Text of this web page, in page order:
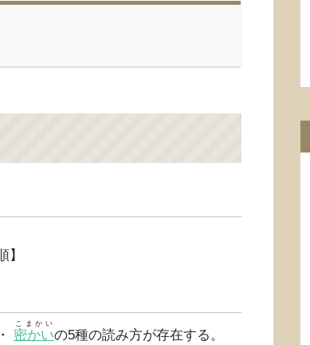
】
・ 密かい
こまかい
の5種の読み方が存在する。